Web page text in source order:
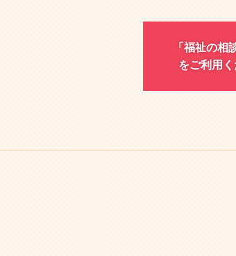
「福祉の相
をご利用